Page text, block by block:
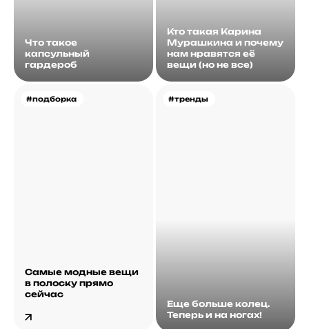
Что такое
капсульный
гардероб
Кто такая Карина
Мурашкина и почему
нам нравятся её
вещи (но не все)
#подборка
Самые модные вещи
в полоску прямо
сейчас
#тренды
Еще больше колец.
Теперь и на ногах!